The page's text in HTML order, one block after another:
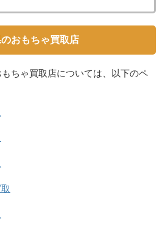
おもちゃ買取店
ちゃ買取店については、以下のペ